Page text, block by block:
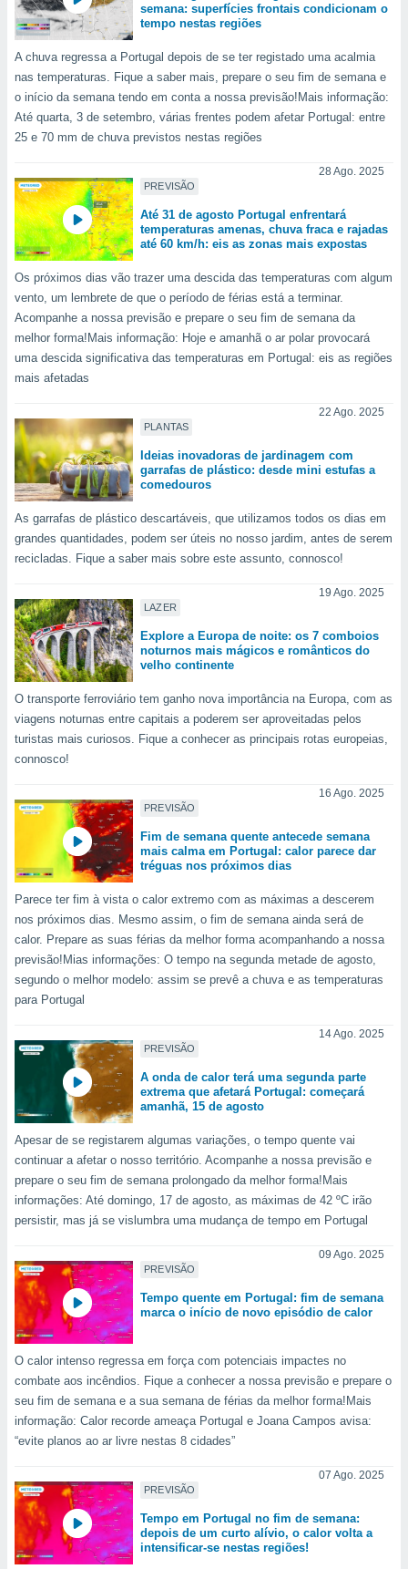
criar
medir
da
medir o
dos
os
de
ou
de dados
fontes,
e melhorar
dados
através
estudos
e
de
1199
semana: superfícies frontais condicionam o
tempo nestas regiões
A chuva regressa a Portugal depois de se ter registado uma acalmia
nas temperaturas. Fique a saber mais, prepare o seu fim de semana e
o início da semana tendo em conta a nossa previsão!Mais informação:
Até quarta, 3 de setembro, várias frentes podem afetar Portugal: entre
25 e 70 mm de chuva previstos nestas regiões
PREVISÃO
28 Ago. 2025
Até 31 de agosto Portugal enfrentará
temperaturas amenas, chuva fraca e rajadas
até 60 km/h: eis as zonas mais expostas
Os próximos dias vão trazer uma descida das temperaturas com algum
vento, um lembrete de que o período de férias está a terminar.
Acompanhe a nossa previsão e prepare o seu fim de semana da
melhor forma!Mais informação: Hoje e amanhã o ar polar provocará
uma descida significativa das temperaturas em Portugal: eis as regiões
mais afetadas
PLANTAS
22 Ago. 2025
Ideias inovadoras de jardinagem com
garrafas de plástico: desde mini estufas a
comedouros
As garrafas de plástico descartáveis, que utilizamos todos os dias em
grandes quantidades, podem ser úteis no nosso jardim, antes de serem
recicladas. Fique a saber mais sobre este assunto, connosco!
LAZER
19 Ago. 2025
Explore a Europa de noite: os 7 comboios
noturnos mais mágicos e românticos do
velho continente
O transporte ferroviário tem ganho nova importância na Europa, com as
viagens noturnas entre capitais a poderem ser aproveitadas pelos
turistas mais curiosos. Fique a conhecer as principais rotas europeias,
connosco!
PREVISÃO
16 Ago. 2025
Fim de semana quente antecede semana
mais calma em Portugal: calor parece dar
tréguas nos próximos dias
Parece ter fim à vista o calor extremo com as máximas a descerem
nos próximos dias. Mesmo assim, o fim de semana ainda será de
calor. Prepare as suas férias da melhor forma acompanhando a nossa
previsão!Mias informações: O tempo na segunda metade de agosto,
segundo o melhor modelo: assim se prevê a chuva e as temperaturas
para Portugal
PREVISÃO
14 Ago. 2025
A onda de calor terá uma segunda parte
extrema que afetará Portugal: começará
amanhã, 15 de agosto
Apesar de se registarem algumas variações, o tempo quente vai
continuar a afetar o nosso território. Acompanhe a nossa previsão e
prepare o seu fim de semana prolongado da melhor forma!Mais
informações: Até domingo, 17 de agosto, as máximas de 42 ºC irão
persistir, mas já se vislumbra uma mudança de tempo em Portugal
PREVISÃO
09 Ago. 2025
Tempo quente em Portugal: fim de semana
marca o início de novo episódio de calor
O calor intenso regressa em força com potenciais impactes no
combate aos incêndios. Fique a conhecer a nossa previsão e prepare o
seu fim de semana e a sua semana de férias da melhor forma!Mais
informação: Calor recorde ameaça Portugal e Joana Campos avisa:
“evite planos ao ar livre nestas 8 cidades”
PREVISÃO
07 Ago. 2025
Tempo em Portugal no fim de semana:
depois de um curto alívio, o calor volta a
intensificar-se nestas regiões!